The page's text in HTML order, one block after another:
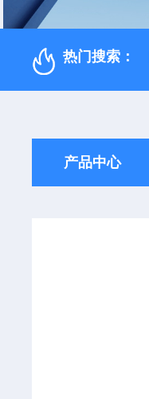
热门搜索：
产品中心